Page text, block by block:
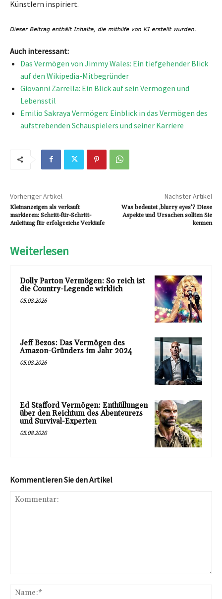
Künstlern inspiriert.
Auch interessant:
Das Vermögen von Jimmy Wales: Ein tiefgehender Blick
auf den Wikipedia-Mitbegründer
Giovanni Zarrella: Ein Blick auf sein Vermögen und
Lebensstil
Emilio Sakraya Vermögen: Einblick in das Vermögen des
aufstrebenden Schauspielers und seiner Karriere
Vorheriger Artikel
Kleinanzeigen als verkauft
markieren: Schritt-für-Schritt-
Anleitung für erfolgreiche Verkäufe
Nächster Artikel
Was bedeutet ‚blurry eyes‘? Diese
Aspekte und Ursachen sollten Sie
kennen
Weiterlesen
Dolly Parton Vermögen: So reich ist
die Country-Legende wirklich
05.08.2026
Jeff Bezos: Das Vermögen des
Amazon-Gründers im Jahr 2024
05.08.2026
Ed Stafford Vermögen: Enthüllungen
über den Reichtum des Abenteurers
und Survival-Experten
05.08.2026
Kommentieren Sie den Artikel